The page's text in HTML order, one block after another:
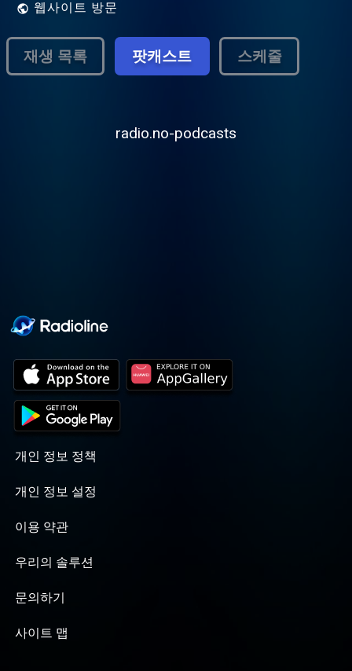
웹사이트 방문
재생 목록 팟캐스트 스케줄
radio.no-podcasts
개인 정보 정책
개인 정보 설정
이용 약관
우리의 솔루션
문의하기
사이트 맵